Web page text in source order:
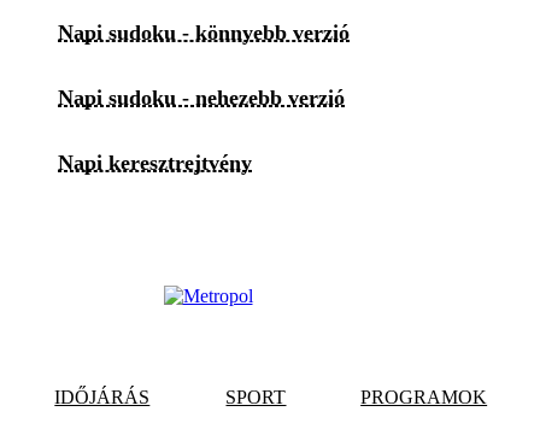
Napi sudoku - könnyebb verzió
Napi sudoku - nehezebb verzió
Napi keresztrejtvény
IDŐJÁRÁS SPORT PROGRAMOK